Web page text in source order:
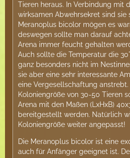
Tieren heraus. In Verbindung mit
wirksamen Abwehrsekret sind sie
Meranoplus bicolor mögen es
deswegen sollte man darauf
Arena immer feucht gehalten
Auch sollte die Temperatur die
ganz besonders nicht im
sie aber eine sehr interessante
eine Vergesellschaftung anstrebt.
Koloniengröße von 30-50 Tieren
Arena mit den Maßen (LxHxB)
bereitgestellt werden. Natürlich
Koloniengröße weiter angepasst!
Die Meranoplus bicolor ist eine
auch für Anfänger geeignet ist.